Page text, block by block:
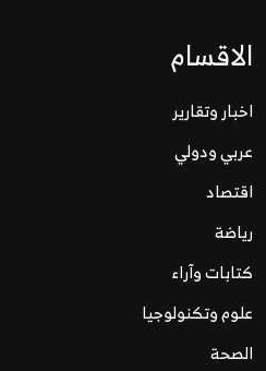
الاقسام
اخبار وتقارير
عربي ودولي
اقتصاد
رياضة
كتابات وآراء
علوم وتكنولوجيا
الصحة